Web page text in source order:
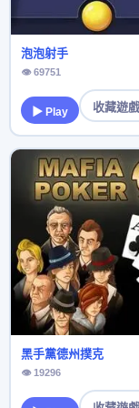
泡泡射手
👁 69751
▶ Play 收藏遊戲
黑手黨德州撲克
👁 19296